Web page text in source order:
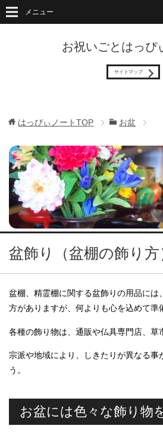
お祝いごとはっぴ
サイトマップ
メニュー
はっぴぃノートTOP お盆
盆飾り（盆棚の飾り方
盆棚、精霊棚に関する盆飾りの用品には
方がありますが、何よりも心を込めて準
各種の飾り物は、通販や仏具専門店、草
宗派や地域により、しきたりが異なる事
う。
お盆には色々な飾り物